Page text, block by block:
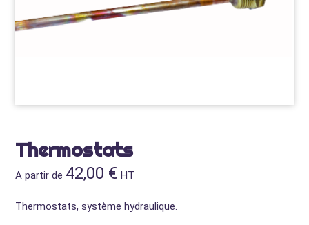
Thermostats
A partir de 42,00 € HT
Thermostats, système hydraulique.